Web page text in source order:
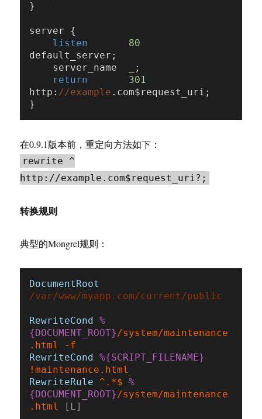
}
server {
listen
80
default_server;
    server_name
;
return
301
http: //example .com$request_uri;
在0.9.1版本前，重定向方法如下：
rewrite ^
http://example.com$request_uri?;
转换规则
典型的Mongrel规则：
DocumentRoot
/var/www/myapp.com/current/public
RewriteCond
%
{DOCUMENT_ROOT}/system/maintenance
RewriteCond
%{SCRIPT_FILENAME}
RewriteRule ^.*$ %
{DOCUMENT_ROOT}/system/maintenance
.html
[L]